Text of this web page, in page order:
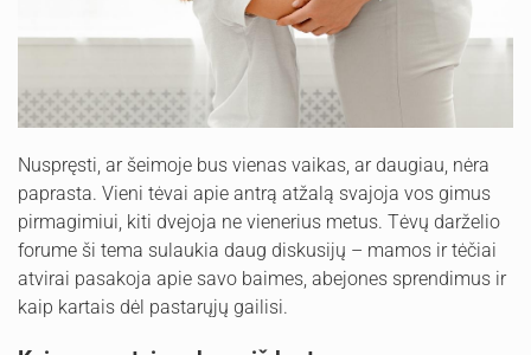
Nuspręsti, ar šeimoje bus vienas vaikas, ar daugiau, nėra
paprasta. Vieni tėvai apie antrą atžalą svajoja vos gimus
pirmagimiui, kiti dvejoja ne vienerius metus. Tėvų darželio
forume ši tema sulaukia daug diskusijų – mamos ir tėčiai
atvirai pasakoja apie savo baimes, abejones sprendimus ir
kaip kartais dėl pastarųjų gailisi.